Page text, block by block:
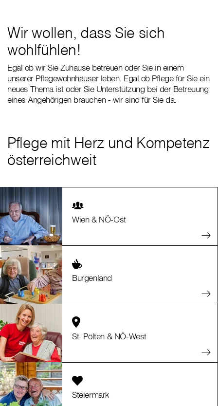
Wir wollen, dass Sie sich
wohlfühlen!
Egal ob wir Sie Zuhause betreuen oder Sie in einem
unserer Pflegewohnhäuser leben. Egal ob Pflege für Sie ein
neues Thema ist oder Sie Unterstützung bei der Betreuung
eines Angehörigen brauchen - wir sind für Sie da.
Pflege mit Herz und Kompetenz
österreichweit
Wien & NÖ-Ost
Burgenland
St. Pölten & NÖ-West
Steiermark